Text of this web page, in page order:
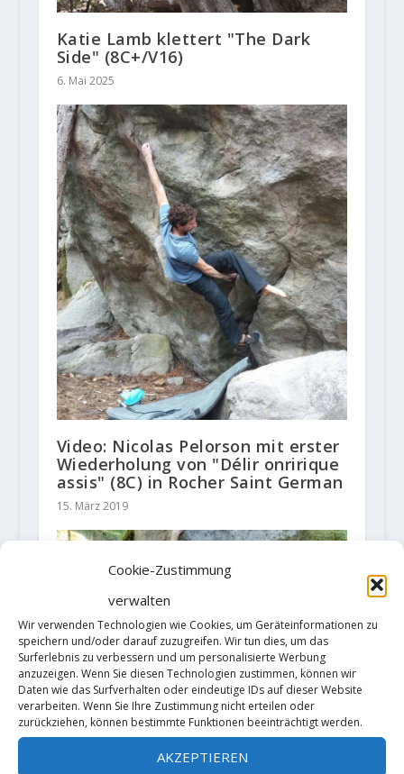
Cookie-Zustimmung
verwalten
Wir verwenden Technologien wie Cookies, um Geräteinformationen zu
speichern und/oder darauf zuzugreifen. Wir tun dies, um das
Surferlebnis zu verbessern und um personalisierte Werbung
anzuzeigen. Wenn Sie diesen Technologien zustimmen, können wir
Daten wie das Surfverhalten oder eindeutige IDs auf dieser Website
verarbeiten. Wenn Sie Ihre Zustimmung nicht erteilen oder
zurückziehen, können bestimmte Funktionen beeinträchtigt werden.
AKZEPTIEREN
Katie Lamb klettert "The Dark
Side" (8C+/V16)
6. Mai 2025
Video: Nicolas Pelorson mit erster
Wiederholung von "Délir onririque
assis" (8C) in Rocher Saint German
15. März 2019
Gabe Lawson meldet mit "The
Megg" den härtesten Boulder in